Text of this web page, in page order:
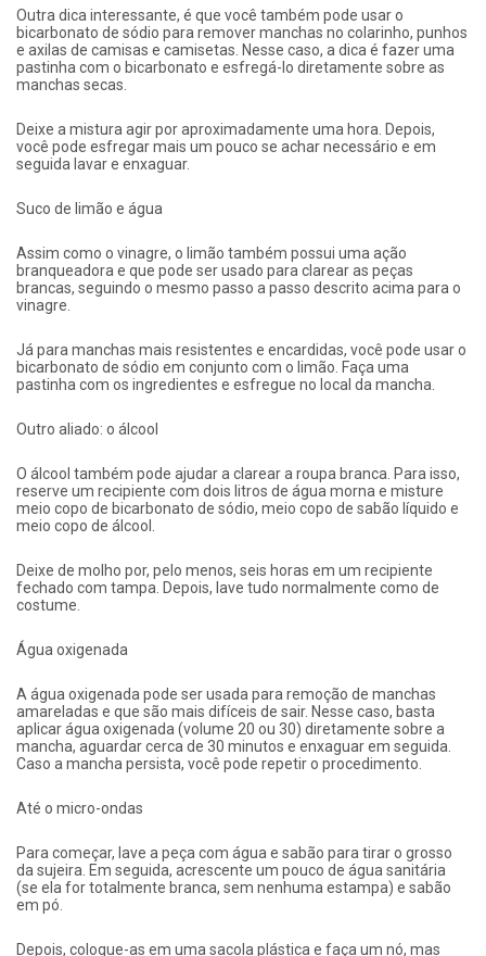
Outra dica interessante, é que você também pode usar o
bicarbonato de sódio para remover manchas no colarinho, punhos
e axilas de camisas e camisetas. Nesse caso, a dica é fazer uma
pastinha com o bicarbonato e esfregá-lo diretamente sobre as
manchas secas.
Deixe a mistura agir por aproximadamente uma hora. Depois,
você pode esfregar mais um pouco se achar necessário e em
seguida lavar e enxaguar.
Suco de limão e água
Assim como o vinagre, o limão também possui uma ação
branqueadora e que pode ser usado para clarear as peças
brancas, seguindo o mesmo passo a passo descrito acima para o
vinagre.
Já para manchas mais resistentes e encardidas, você pode usar o
bicarbonato de sódio em conjunto com o limão. Faça uma
pastinha com os ingredientes e esfregue no local da mancha.
Outro aliado: o álcool
O álcool também pode ajudar a clarear a roupa branca. Para isso,
reserve um recipiente com dois litros de água morna e misture
meio copo de bicarbonato de sódio, meio copo de sabão líquido e
meio copo de álcool.
Deixe de molho por, pelo menos, seis horas em um recipiente
fechado com tampa. Depois, lave tudo normalmente como de
costume.
Água oxigenada
A água oxigenada pode ser usada para remoção de manchas
amareladas e que são mais difíceis de sair. Nesse caso, basta
aplicar água oxigenada (volume 20 ou 30) diretamente sobre a
mancha, aguardar cerca de 30 minutos e enxaguar em seguida.
Caso a mancha persista, você pode repetir o procedimento.
Até o micro-ondas
Para começar, lave a peça com água e sabão para tirar o grosso
da sujeira. Em seguida, acrescente um pouco de água sanitária
(se ela for totalmente branca, sem nenhuma estampa) e sabão
em pó.
Depois, coloque-as em uma sacola plástica e faça um nó, mas